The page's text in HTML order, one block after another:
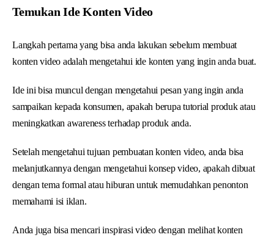
Temukan Ide Konten Video
Langkah pertama yang bisa anda lakukan sebelum membuat
konten video adalah mengetahui ide konten yang ingin anda buat.
Ide ini bisa muncul dengan mengetahui pesan yang ingin anda
sampaikan kepada konsumen, apakah berupa tutorial produk atau
meningkatkan awareness terhadap produk anda.
Setelah mengetahui tujuan pembuatan konten video, anda bisa
melanjutkannya dengan mengetahui konsep video, apakah dibuat
dengan tema formal atau hiburan untuk memudahkan penonton
memahami isi iklan.
Anda juga bisa mencari inspirasi video dengan melihat konten